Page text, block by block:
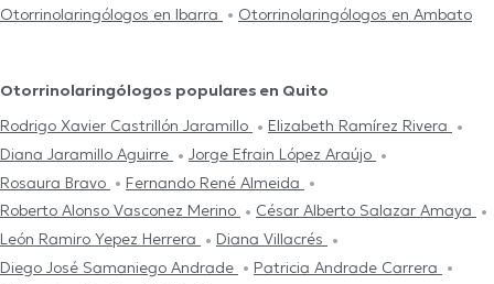
Otorrinolaringólogos en Ibarra
Otorrinolaringólogos en Ambato
Otorrinolaringólogos populares en Quito
Rodrigo Xavier Castrillón Jaramillo
Elizabeth Ramírez Rivera
Diana Jaramillo Aguirre
Jorge Efrain López Araújo
Rosaura Bravo
Fernando René Almeida
Roberto Alonso Vasconez Merino
César Alberto Salazar Amaya
León Ramiro Yepez Herrera
Diana Villacrés
Diego José Samaniego Andrade
Patricia Andrade Carrera